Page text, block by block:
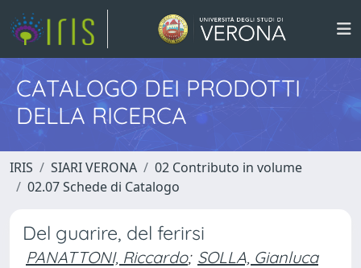
CATALOGO DEI PRODOTTI
DELLA RICERCA
IRIS SIARI VERONA
02 Contributo in volume
02.07 Schede di Catalogo
Del guarire, del ferirsi
PANATTONI, Riccardo; SOLLA, Gianluca